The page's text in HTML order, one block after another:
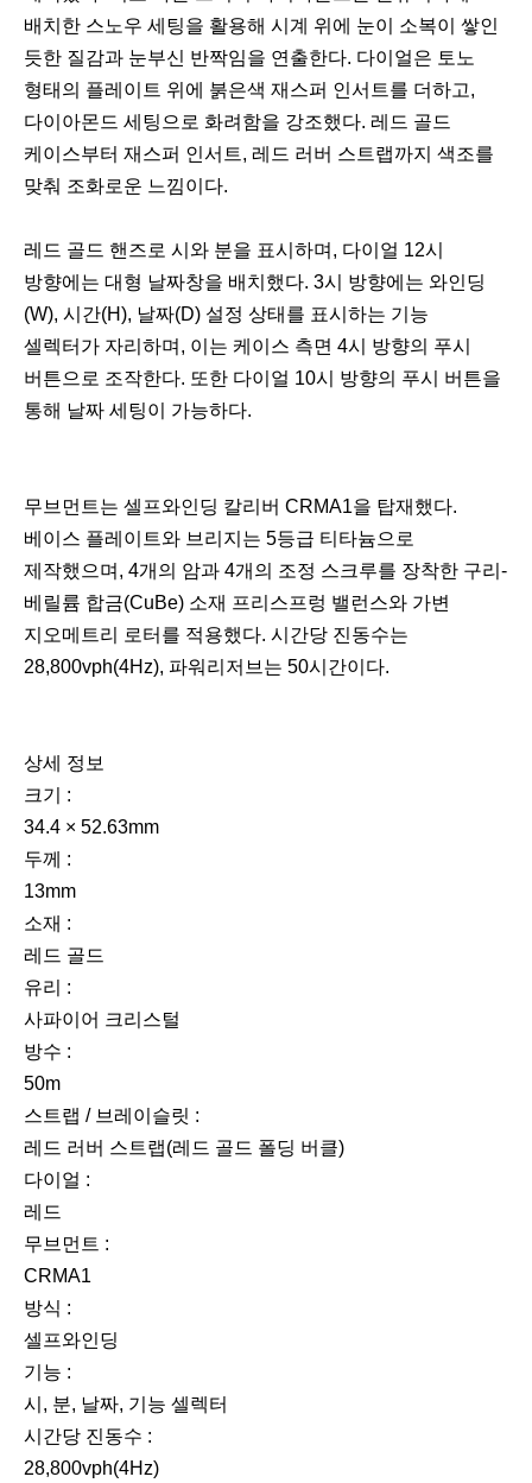
배치한 스노우 세팅을 활용해 시계 위에 눈이 소복이 쌓인
듯한 질감과 눈부신 반짝임을 연출한다. 다이얼은 토노
형태의 플레이트 위에 붉은색 재스퍼 인서트를 더하고,
다이아몬드 세팅으로 화려함을 강조했다. 레드 골드
케이스부터 재스퍼 인서트, 레드 러버 스트랩까지 색조를
맞춰 조화로운 느낌이다.
이
전
다
음
레드 골드 핸즈로 시와 분을 표시하며, 다이얼 12시
방향에는 대형 날짜창을 배치했다. 3시 방향에는 와인딩
(W), 시간(H), 날짜(D) 설정 상태를 표시하는 기능
셀렉터가 자리하며, 이는 케이스 측면 4시 방향의 푸시
버튼으로 조작한다. 또한 다이얼 10시 방향의 푸시 버튼을
통해 날짜 세팅이 가능하다.
무브먼트는 셀프와인딩 칼리버 CRMA1을 탑재했다.
베이스 플레이트와 브리지는 5등급 티타늄으로
제작했으며, 4개의 암과 4개의 조정 스크루를 장착한 구리-
베릴륨 합금(CuBe) 소재 프리스프렁 밸런스와 가변
지오메트리 로터를 적용했다. 시간당 진동수는
28,800vph(4Hz), 파워리저브는 50시간이다.
상세 정보
크기 :
34.4 × 52.63mm
두께 :
13mm
소재 :
레드 골드
유리 :
사파이어 크리스털
방수 :
50m
스트랩 / 브레이슬릿 :
레드 러버 스트랩(레드 골드 폴딩 버클)
다이얼 :
레드
무브먼트 :
CRMA1
방식 :
셀프와인딩
기능 :
시, 분, 날짜, 기능 셀렉터
시간당 진동수 :
28,800vph(4Hz)